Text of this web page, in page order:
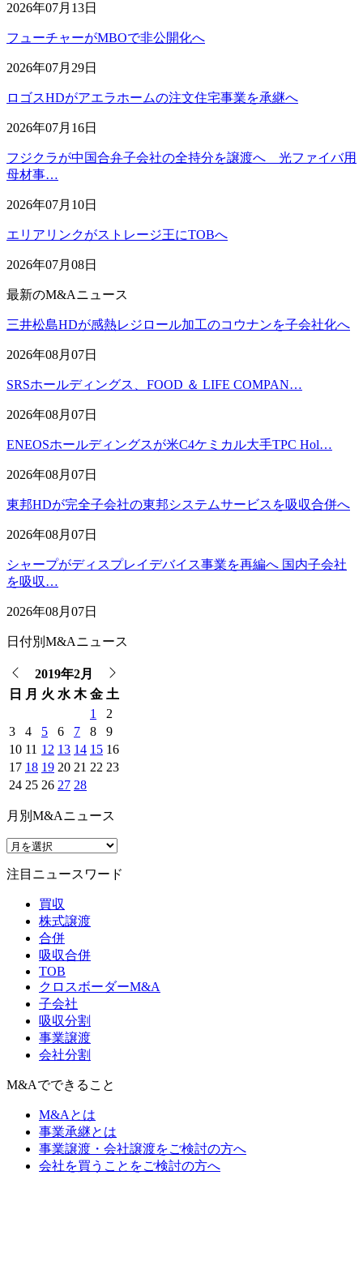
2026年07月13日
フューチャーがMBOで非公開化へ
2026年07月29日
ロゴスHDがアエラホームの注文住宅事業を承継へ
2026年07月16日
フジクラが中国合弁子会社の全持分を譲渡へ 光ファイバ用
母材事…
2026年07月10日
エリアリンクがストレージ王にTOBへ
2026年07月08日
最新のM&Aニュース
三井松島HDが感熱レジロール加工のコウナンを子会社化へ
2026年08月07日
SRSホールディングス、FOOD ＆ LIFE COMPAN…
2026年08月07日
ENEOSホールディングスが米C4ケミカル大手TPC Hol…
2026年08月07日
東邦HDが完全子会社の東邦システムサービスを吸収合併へ
2026年08月07日
シャープがディスプレイデバイス事業を再編へ 国内子会社
を吸収…
2026年08月07日
日付別M&Aニュース
2019年2月
日
月 火 水 木 金 土
1
2
3
4 5 6 7 8
9
10 11 12 13 14 15 16
17 18 19 20 21 22 23
24 25 26 27 28
月別M&Aニュース
注目ニュースワード
買収
株式譲渡
合併
吸収合併
TOB
クロスボーダーM&A
子会社
吸収分割
事業譲渡
会社分割
M&Aでできること
M&Aとは
事業承継とは
事業譲渡・会社譲渡をご検討の方へ
会社を買うことをご検討の方へ